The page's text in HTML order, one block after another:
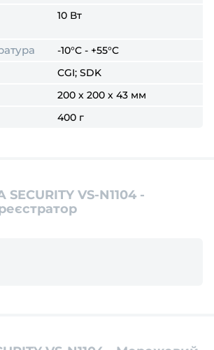
10 Вт
-10°C - +55°C
CGI; SDK
200 х 200 х 43 мм
400 г
SECURITY VS-N1104 -